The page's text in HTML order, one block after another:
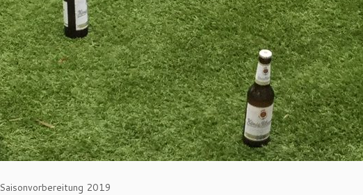
Saisonvorbereitung 2019